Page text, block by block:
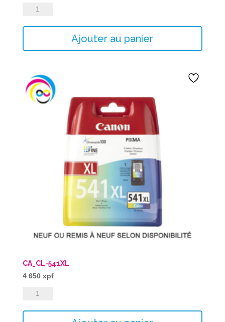
quantité
CA_CL-
Ajouter au panier
CA_CL-541XL
4 650 xpf
quantité
CA_CL-